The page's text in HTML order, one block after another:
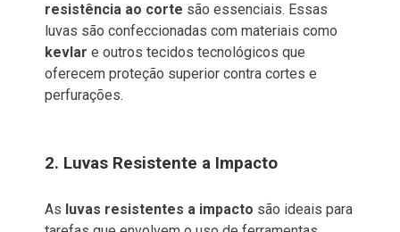
resistência ao corte são essenciais. Essas
luvas são confeccionadas com materiais como
kevlar e outros tecidos tecnológicos que
oferecem proteção superior contra cortes e
perfurações.
2. Luvas Resistente a Impacto
As luvas resistentes a impacto são ideais para